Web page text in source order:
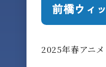
前橋ウィ
2025年春アニ